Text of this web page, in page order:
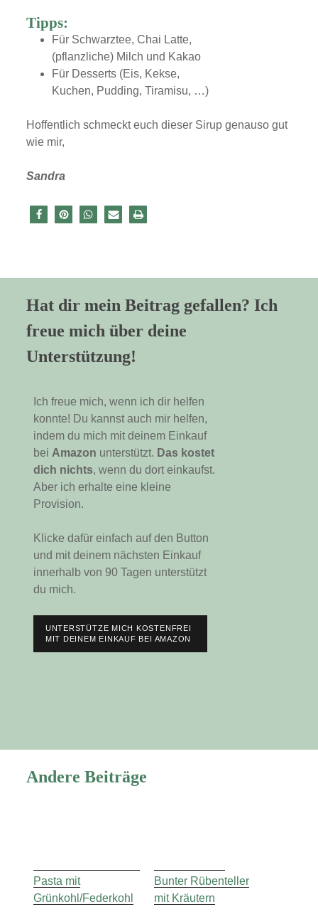
Tipps:
Für Schwarztee, Chai Latte,
(pflanzliche) Milch und Kakao
Für Desserts (Eis, Kekse,
Kuchen, Pudding, Tiramisu, …)
Hoffentlich schmeckt euch dieser Sirup genauso gut
wie mir,
Sandra
Hat dir mein Beitrag gefallen? Ich
freue mich über deine
Unterstützung!
Ich freue mich, wenn ich dir helfen
konnte! Du kannst auch mir helfen,
indem du mich mit deinem Einkauf
bei Amazon unterstützt. Das kostet
dich nichts, wenn du dort einkaufst.
Aber ich erhalte eine kleine
Provision.
Klicke dafür einfach auf den Button
und mit deinem nächsten Einkauf
innerhalb von 90 Tagen unterstützt
du mich.
UNTERSTÜTZE MICH KOSTENFREI
MIT DEINEM EINKAUF BEI AMAZON
Andere Beiträge
Pasta mit
Grünkohl/Federkohl
Bunter Rübenteller
mit Kräutern